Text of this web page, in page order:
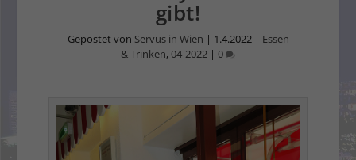
gibt!
Gepostet von Servus in Wien | 1.4.2022| Essen
& Trinken,04-2022 | 0